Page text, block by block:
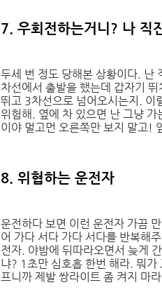
7. 우회전하는거니? 나 직
두세 번 정도 당해본 상황이다. 난
차선에서 출발을 했는데 갑자기
뛰고 3차선으로 넘어오시는지. 이
위험해. 옆에 차 있으면 난 그냥
이야 멀고먼 오른쪽만 보지 말고!
8. 위협하는 운전자
운전하다 보면 이런 운전자 가끔
어 가다 서다 가다 서다를 반복해
전자. 야밤에 뒤따라오면서 늦게
냐? 1초만 심호흡 한번 해라. 뭐
프니까 제발 쌍라이트 좀 켜지 마라